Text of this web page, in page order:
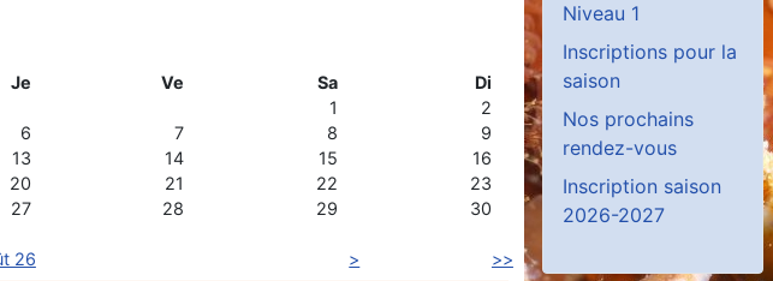
Je Ve Sa
Di
1
2
6 7 8
9
13 14 15
16
20 21 22
23
27 28 29
30
26 > >>
Niveau 1
Inscriptions pour la
saison
Nos prochains
rendez-vous
Inscription saison
2026-2027